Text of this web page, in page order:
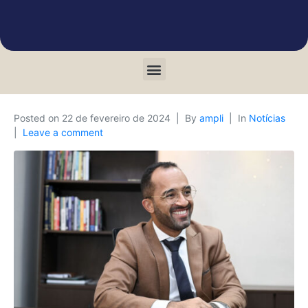
Posted on 22 de fevereiro de 2024 By ampli In Notícias
Leave a comment